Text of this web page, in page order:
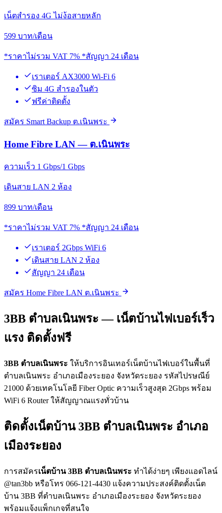
เน็ตสำรอง 4G ไม่ง้อสายหลัก
599 บาท/เดือน
*ราคาไม่รวม VAT 7% *สัญญา 24 เดือน
เราเตอร์ AX3000 Wi-Fi 6
ซิม 4G สำรองในตัว
ฟรีค่าติดตั้ง
สมัคร Smart Backup ต.เนินพระ
Home Fibre LAN — ต.เนินพระ
ความเร็ว 1 Gbps/1 Gbps
เดินสาย LAN 2 ห้อง
899 บาท/เดือน
*ราคาไม่รวม VAT 7% *สัญญา 24 เดือน
เราเตอร์ 2Gbps WiFi 6
เดินสาย LAN 2 ห้อง
สัญญา 24 เดือน
สมัคร Home Fibre LAN ต.เนินพระ
3BB ตำบลเนินพระ — เน็ตบ้านไฟเบอร์เร็ว
แรง ติดตั้งฟรี
3BB ตำบลเนินพระ ให้บริการอินเทอร์เน็ตบ้านไฟเบอร์ในพื้นที่
ตำบลเนินพระ อำเภอเมืองระยอง จังหวัดระยอง รหัสไปรษณีย์
21000 ด้วยเทคโนโลยี Fiber Optic ความเร็วสูงสุด 2Gbps พร้อม
WiFi 6 Router ให้สัญญาณแรงทั่วบ้าน
ติดตั้งเน็ตบ้าน 3BB ตำบลเนินพระ อำเภอ
เมืองระยอง
การสมัครเน็ตบ้าน 3BB ตำบลเนินพระ ทำได้ง่ายๆ เพียงแอดไลน์
@tan3bb หรือโทร 066-121-4430 แจ้งความประสงค์ติดตั้งเน็ต
บ้าน 3BB ที่ตำบลเนินพระ อำเภอเมืองระยอง จังหวัดระยอง
พร้อมแจ้งแพ็กเกจที่สนใจ